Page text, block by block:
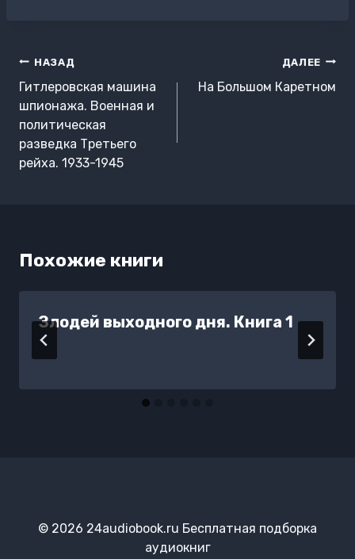
Навигация
по
записям
НАЗАД
Гитлеровская машина
шпионажа. Военная и
политическая
разведка Третьего
рейха. 1933-1945
ДАЛЕЕ
На Большом Каретном
Похожие книги
Злодей выходного дня. Книга 1
© 2026 24audiobook.ru Бесплатная подборка
аудиокниг